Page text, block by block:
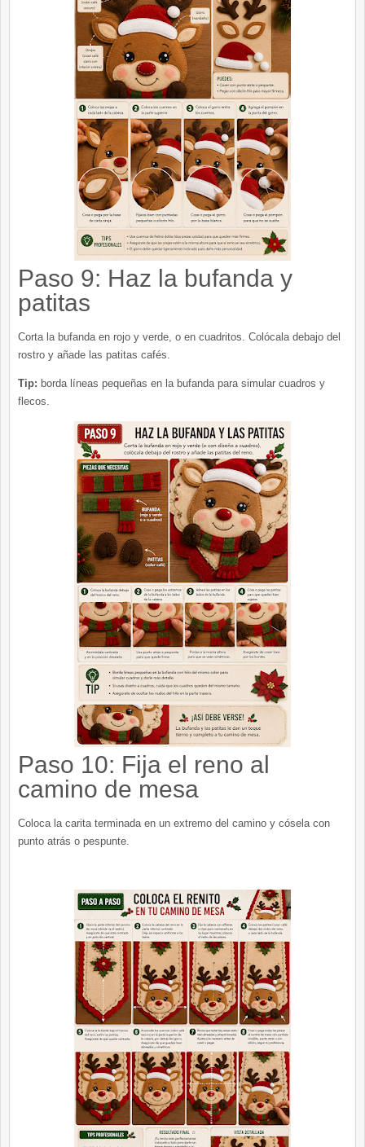
Paso 9: Haz la bufanda y
patitas
Corta la bufanda en rojo y verde, o en cuadritos. Colócala debajo del
rostro y añade las patitas cafés.
Tip: borda líneas pequeñas en la bufanda para simular cuadros y
flecos.
Paso 10: Fija el reno al
camino de mesa
Coloca la carita terminada en un extremo del camino y cósela con
punto atrás o pespunte.